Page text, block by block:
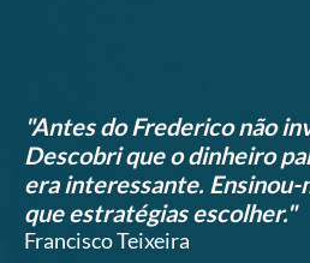
"Antes do Frederico não
Descobri que o dinheiro
era interessante.
que estratégias escolher."
Francisco Teixeira